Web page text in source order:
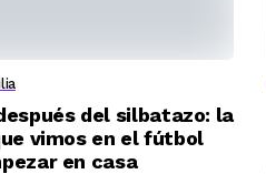
del silbatazo: la
vimos en el fútbol
en casa